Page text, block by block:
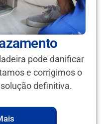
pode danificar
e corrigimos o
definitiva.